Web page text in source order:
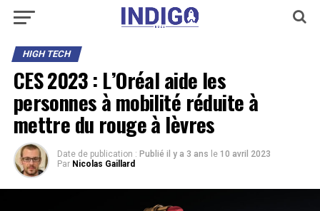
HIGH TECH
CES 2023 : L’Oréal aide les
personnes à mobilité réduite à
mettre du rouge à lèvres
Date de publication : Publié il y a 3 ans le 10 avril 2023
Par Nicolas Gaillard